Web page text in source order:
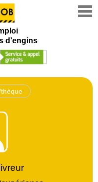
d'engins